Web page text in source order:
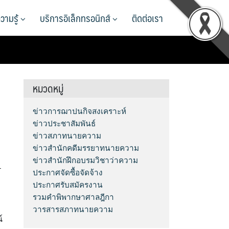
ามรู้ บริการอิเล็กทรอนิกส์ ติดต่อเรา
หมวดหมู่
ข่าวการฌาปนกิจสงเคราะห์
ข่าวประชาสัมพันธ์
ข่าวสภาทนายความ
ข่าวสำนักคดีมรรยาทนายความ
ข่าวสำนักฝึกอบรมวิชาว่าความ
ประกาศจัดซื้อจัดจ้าง
ประกาศรับสมัครงาน
รวมคำพิพากษาศาลฎีกา
วารสารสภาทนายความ